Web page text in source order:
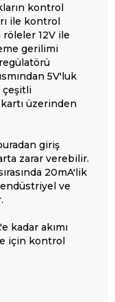
kontrol
ile kontrol
12V ile
gerilimi
5V'luk
çeşitli
üzerinden
giriş
zarar verebilir.
20mA'lik
ve
kadar akımı
için kontrol